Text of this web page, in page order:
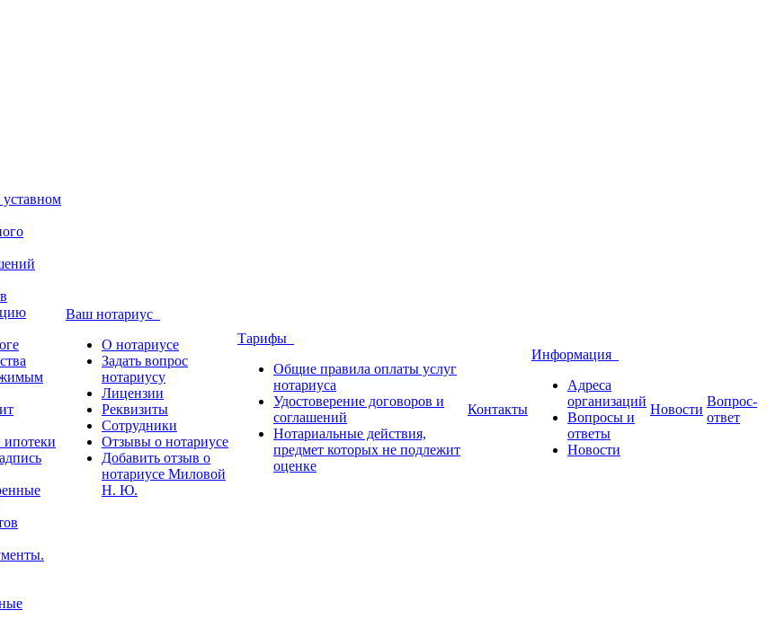
ипотеки
Ваш нотариус
О нотариусе
Задать вопрос
нотариусу
Лицензии
Реквизиты
Сотрудники
Отзывы о нотариусе
Добавить отзыв о
нотариусе Миловой
Н. Ю.
Тарифы
Общие правила оплаты услуг
нотариуса
Удостоверение договоров и
соглашений
Нотариальные действия,
предмет которых не подлежит
оценке
Контакты
Информация
Адреса
организаций
Вопросы и
ответы
Новости
Новости
Вопрос-
ответ